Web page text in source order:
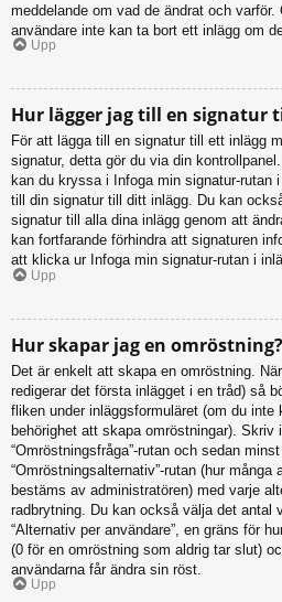
meddelande om vad de ändrat och
användare inte kan ta bort ett inlägg om
Upp
Hur lägger jag till en signatur
För att lägga till en signatur till ett inlägg
signatur, detta gör du via din
kan du kryssa i Infoga min signatur-rutan
till din signatur till ditt inlägg. Du kan
signatur till alla dina inlägg genom att
kan fortfarande förhindra att signaturen
att klicka ur Infoga min signatur-rutan i
Upp
Hur skapar jag en omröstning?
Det är enkelt att skapa en omröstning.
redigerar det första inlägget i en tråd) så
fliken under inläggsformuläret (om du inte
behörighet att skapa omröstningar). Skriv
“Omröstningsfråga”-rutan och sedan
“Omröstningsalternativ”-rutan (hur
bestäms av administratören) med varje
radbrytning. Du kan också välja det antal
“Alternativ per användare”, en gräns för
(0 för en omröstning som aldrig tar slut)
användarna får ändra sin röst.
Upp